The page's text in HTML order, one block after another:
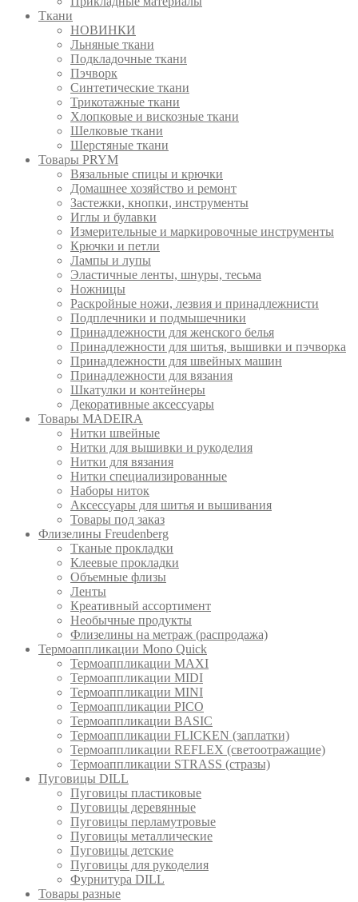
Ткани
НОВИНКИ
Льняные ткани
Подкладочные ткани
Пэчворк
Синтетические ткани
Трикотажные ткани
Хлопковые и вискозные ткани
Шелковые ткани
Шерстяные ткани
Товары PRYM
Вязальные спицы и крючки
Домашнее хозяйство и ремонт
Застежки, кнопки, инструменты
Иглы и булавки
Измерительные и маркировочные инструменты
Крючки и петли
Лампы и лупы
Эластичные ленты, шнуры, тесьма
Ножницы
Раскройные ножи, лезвия и принадлежнисти
Подплечники и подмышечники
Принадлежности для женского белья
Принадлежности для шитья, вышивки и пэчворка
Принадлежности для швейных машин
Принадлежности для вязания
Шкатулки и контейнеры
Декоративные аксессуары
Товары MADEIRA
Нитки швейные
Нитки для вышивки и рукоделия
Нитки для вязания
Нитки специализированные
Наборы ниток
Аксессуары для шитья и вышивания
Товары под заказ
Флизелины Freudenberg
Тканые прокладки
Клеевые прокладки
Объемные флизы
Ленты
Креативный ассортимент
Необычные продукты
Флизелины на метраж (распродажа)
Термоаппликации Mono Quick
Термоаппликации MAXI
Термоаппликации MIDI
Термоаппликации MINI
Термоаппликации PICO
Термоаппликации BASIC
Термоаппликации FLICKEN (заплатки)
Термоаппликации REFLEX (светоотражащие)
Термоаппликации STRASS (стразы)
Пуговицы DILL
Пуговицы пластиковые
Пуговицы деревянные
Пуговицы перламутровые
Пуговицы металлические
Пуговицы детские
Пуговицы для рукоделия
Фурнитура DILL
Товары разные